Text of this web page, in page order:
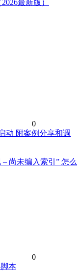
最新版）
0
– 尚未编入索引” 怎么
0